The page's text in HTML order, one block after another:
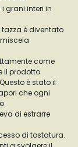
grani interi in
è diventato
come
il prodotto
è stato il
che ogni
di estrarre
di tostatura.